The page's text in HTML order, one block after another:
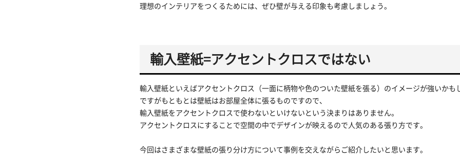
理想のインテリアをつくるためには、ぜひ壁が与える印象も考慮しましょう。
輸入壁紙=アクセントクロスではない
輸入壁紙といえばアクセントクロス（一面に柄物や色のついた壁紙を張る）のイメージが強いかも
ですがもともとは壁紙はお部屋全体に張るものですので、
輸入壁紙をアクセントクロスで使わないといけないという決まりはありません。
アクセントクロスにすることで空間の中でデザインが映えるので人気のある張り方です。
今回はさまざまな壁紙の張り分け方について事例を交えながらご紹介したいと思います。